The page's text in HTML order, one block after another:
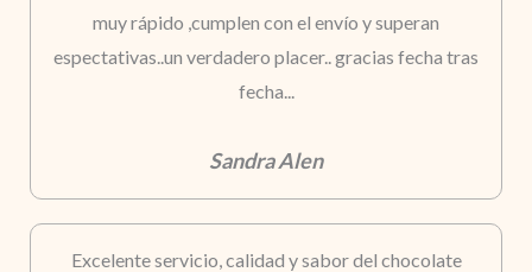
muy rápido ,cumplen con el envío y superan
espectativas..un verdadero placer.. gracias fecha tras
fecha...
Sandra Alen
Excelente servicio, calidad y sabor del chocolate